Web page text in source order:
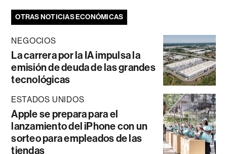
OTRAS NOTICIAS ECONÓMICAS
NEGOCIOS
La carrera por la IA impulsa la
emisión de deuda de las grandes
tecnológicas
ESTADOS UNIDOS
Apple se prepara para el
lanzamiento del iPhone con un
sorteo para empleados de las
tiendas